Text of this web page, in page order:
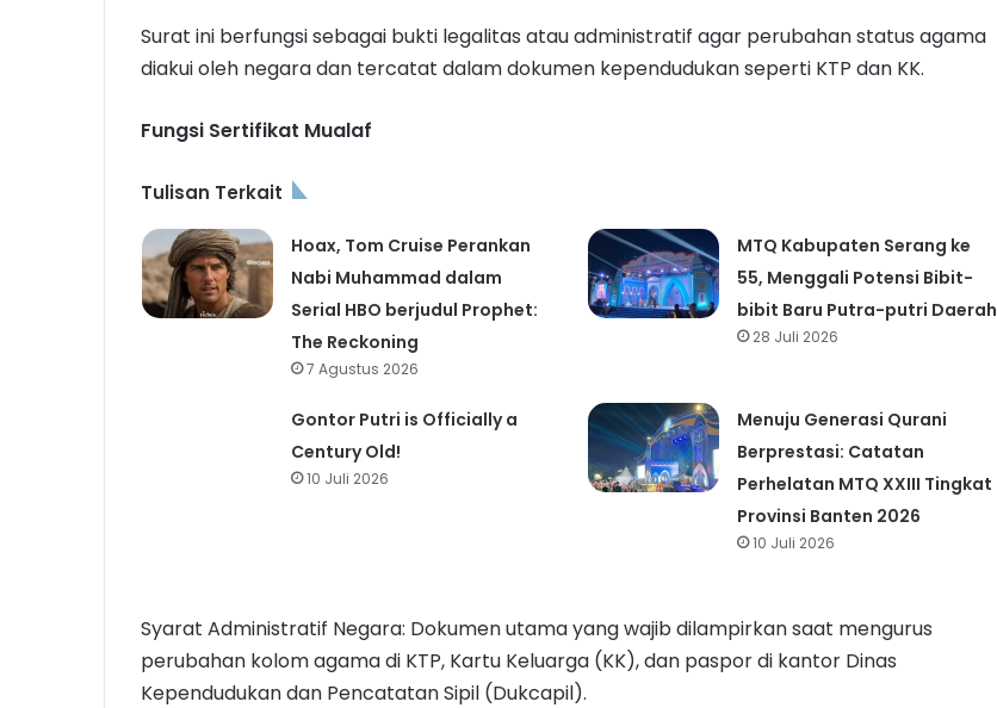
Surat ini berfungsi sebagai bukti legalitas atau administratif agar perubahan status agama
diakui oleh negara dan tercatat dalam dokumen kependudukan seperti KTP dan KK.
Fungsi Sertifikat Mualaf
Tulisan Terkait
Hoax, Tom Cruise Perankan
Nabi Muhammad dalam
Serial HBO berjudul Prophet:
The Reckoning
7 Agustus 2026
MTQ Kabupaten Serang ke
55, Menggali Potensi Bibit-
bibit Baru Putra-putri Daerah
28 Juli 2026
Gontor Putri is Officially a
Century Old!
10 Juli 2026
Menuju Generasi Qurani
Berprestasi: Catatan
Perhelatan MTQ XXIII Tingkat
Provinsi Banten 2026
10 Juli 2026
Syarat Administratif Negara: Dokumen utama yang wajib dilampirkan saat mengurus
perubahan kolom agama di KTP, Kartu Keluarga (KK), dan paspor di kantor Dinas
Kependudukan dan Pencatatan Sipil (Dukcapil).